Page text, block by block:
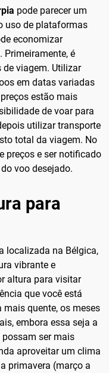
pode parecer um
uso de plataformas
economizar
é
viagem. Utilizar
em datas variadas
estão mais
de voar para
utilizar transporte
total da viagem. No
preços e ser notificado
voo desejado.
para
localizada na Bélgica,
vibrante e
altura para visitar
que você está
quente, os meses
embora essa seja a
ser mais
aproveitar um clima
primavera (março a